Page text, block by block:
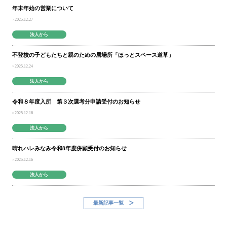
年末年始の営業について
2025.12.27
法人から
不登校の子どもたちと親のための居場所「ほっとスペース道草」
2025.12.24
法人から
令和８年度入所 第３次選考分申請受付のお知らせ
2025.12.16
法人から
晴れハレみなみ令和8年度併願受付のお知らせ
2025.12.16
法人から
最新記事一覧